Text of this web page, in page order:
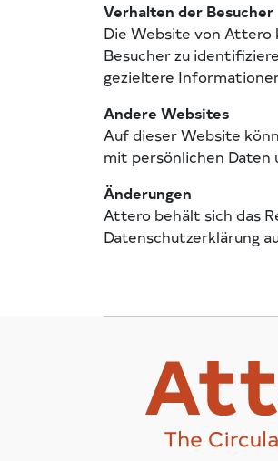
Verhalten der Besucher
Die Website von Attero
Besucher zu
gezieltere
Andere Websites
Auf dieser Website
mit persönlichen Daten
Änderungen
Attero behält sich das
Datenschutzerklärung